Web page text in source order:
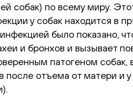
собак) по всему миру.
у собак находится в
было показано,
и бронхов и вызывает
патогеном
отъема от матери и